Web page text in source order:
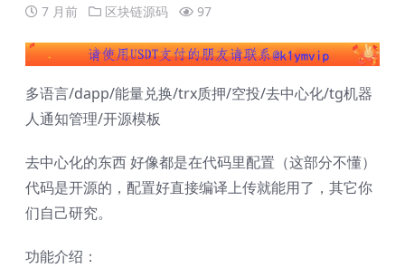
7 月前 区块链源码 97
多语言/dapp/能量兑换/trx质押/空投/去中心化/tg机器
人通知管理/开源模板
去中心化的东西 好像都是在代码里配置（这部分不懂）
代码是开源的，配置好直接编译上传就能用了，其它你
们自己研究。
功能介绍：